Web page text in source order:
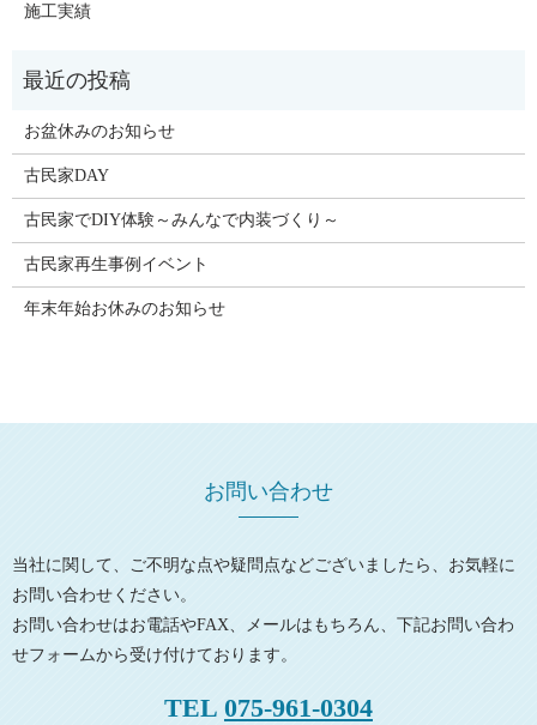
施工実績
お盆休みのお知らせ
古民家DAY
古民家でDIY体験～みんなで内装づくり～
古民家再生事例イベント
年末年始お休みのお知らせ
お問い合わせ
当社に関して、ご不明な点や疑問点などございましたら、お気軽に
お問い合わせください。
お問い合わせはお電話やFAX、メールはもちろん、下記お問い合わ
せフォームから受け付けております。
TEL 075-961-0304